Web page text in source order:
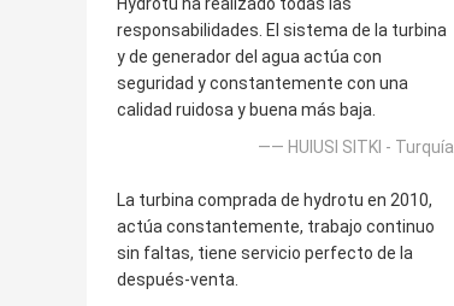
Hydrotu ha realizado todas las
responsabilidades. El sistema de la turbina
y de generador del agua actúa con
seguridad y constantemente con una
calidad ruidosa y buena más baja.
—— HUlUSI SITKI - Turquía
La turbina comprada de hydrotu en 2010,
actúa constantemente, trabajo continuo
sin faltas, tiene servicio perfecto de la
después-venta.